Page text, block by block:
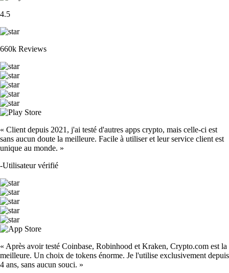
4.5
660k Reviews
« Client depuis 2021, j'ai testé d'autres apps crypto, mais celle-ci est
sans aucun doute la meilleure. Facile à utiliser et leur service client est
unique au monde. »
-Utilisateur vérifié
« Après avoir testé Coinbase, Robinhood et Kraken, Crypto.com est la
meilleure. Un choix de tokens énorme. Je l'utilise exclusivement depuis
4 ans, sans aucun souci. »